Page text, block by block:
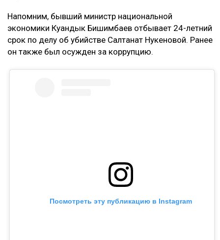
Напомним, бывший министр национальной
экономики Куандык Бишимбаев отбывает 24-летний
срок по делу об убийстве Салтанат Нукеновой. Ранее
он также был осужден за коррупцию.
Посмотреть эту публикацию в Instagram